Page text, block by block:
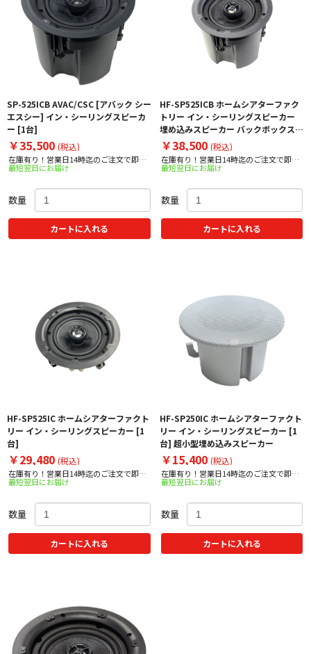
SP-525ICB AVAC/CSC [アバック シー
エスシー] イン・シーリングスピーカ
ー [1台]
￥35,500 (税込)
在庫有り！営業日14時迄のご注文で即日
出荷！
最短翌日にお届け
数量
カートに入れる
HF-SP525ICB ホームシアターファク
トリー イン・シーリングスピーカー
埋め込みスピーカー バックボックス付
きモデル [1台]
￥38,500 (税込)
在庫有り！営業日14時迄のご注文で即日
出荷！
最短翌日にお届け
数量
カートに入れる
HF-SP525IC ホームシアターファクト
リー イン・シーリングスピーカー [1
台]
￥29,480 (税込)
在庫有り！営業日14時迄のご注文で即日
出荷！
最短翌日にお届け
数量
カートに入れる
HF-SP250IC ホームシアターファクト
リー イン・シーリングスピーカー [1
台] 超小型埋め込みスピーカー
￥15,400 (税込)
在庫有り！営業日14時迄のご注文で即日
出荷！
最短翌日にお届け
数量
カートに入れる